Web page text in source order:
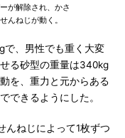
が解除され、かさ
んねじが動く。
で、男性でも重く大変
る砂型の重量は340kg
を、重力と元からある
できるようにした。
ねじによって1枚ずつ